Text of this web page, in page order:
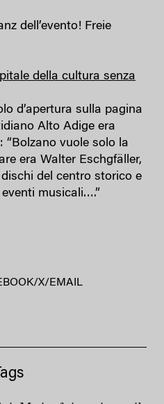
dell’evento! Freie
della cultura senza
d’apertura sulla pagina
Alto Adige era
vuole solo la
era Walter Eschgfäller,
del centro storico e
musicali….”
/X/ EMAIL